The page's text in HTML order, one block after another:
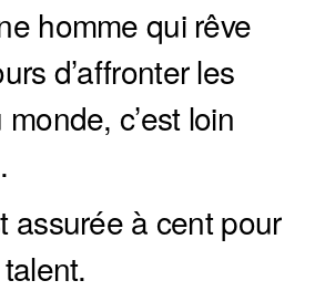
homme qui rêve
d’affronter les
c’est loin
assurée à cent pour